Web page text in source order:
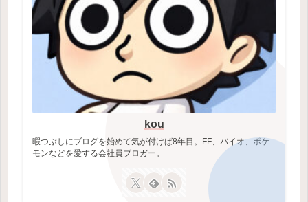
kou
暇つぶしにブログを始めて気が付けば8年目。FF、バイオ、ポケ
モンなどを愛する会社員ブロガー。